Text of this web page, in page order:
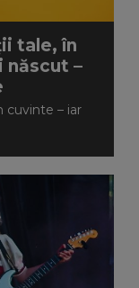
tale, în
născut –
cuvinte – iar